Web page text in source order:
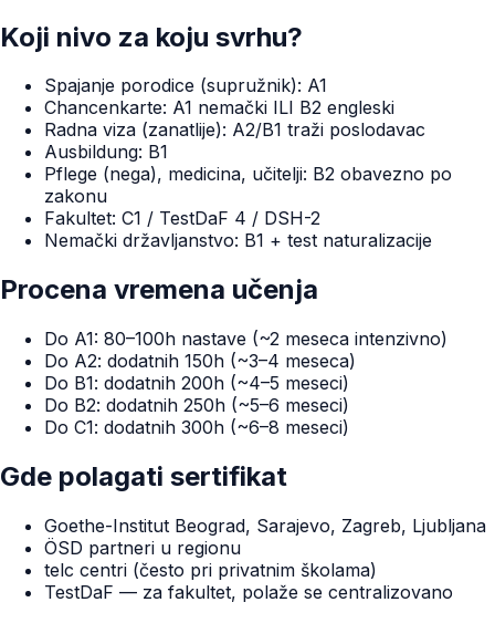
Koji nivo za koju svrhu?
Spajanje porodice (supružnik): A1
Chancenkarte: A1 nemački ILI B2 engleski
Radna viza (zanatlije): A2/B1 traži poslodavac
Ausbildung: B1
Pflege (nega), medicina, učitelji: B2 obavezno po
zakonu
Fakultet: C1 / TestDaF 4 / DSH-2
Nemački državljanstvo: B1 + test naturalizacije
Procena vremena učenja
Do A1: 80–100h nastave (~2 meseca intenzivno)
Do A2: dodatnih 150h (~3–4 meseca)
Do B1: dodatnih 200h (~4–5 meseci)
Do B2: dodatnih 250h (~5–6 meseci)
Do C1: dodatnih 300h (~6–8 meseci)
Gde polagati sertifikat
Goethe-Institut Beograd, Sarajevo, Zagreb, Ljubljana
ÖSD partneri u regionu
telc centri (često pri privatnim školama)
TestDaF — za fakultet, polaže se centralizovano